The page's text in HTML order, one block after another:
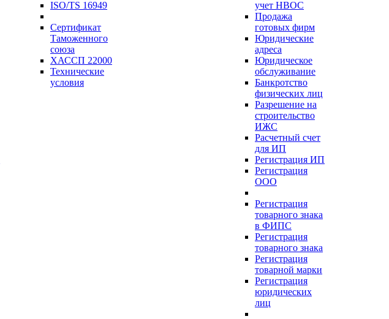
ISO/TS 16949
Сертификат
Таможенного
союза
ХАССП 22000
Технические
условия
учет НВОС
Продажа
готовых фирм
Юридические
адреса
Юридическое
обслуживание
Банкротство
физических лиц
Разрешение на
строительство
ИЖС
Расчетный счет
для ИП
Регистрация ИП
Регистрация
ООО
Регистрация
товарного знака
в ФИПС
Регистрация
товарного знака
Регистрация
товарной марки
Регистрация
юридических
лиц